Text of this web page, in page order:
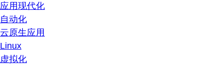
应用现代化
自动化
云原生应用
Linux
虚拟化